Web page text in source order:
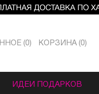
0 КОРЗИНА 0
ИДЕИ ПОДАРКОВ